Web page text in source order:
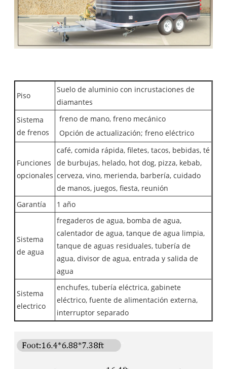
Piso
Suelo de aluminio con incrustaciones de
diamantes
Sistema
de frenos
freno de mano, freno mecánico
Opción de actualización; freno eléctrico
Funciones
opcionales
café, comida rápida, filetes, tacos, bebidas, té
de burbujas, helado, hot dog, pizza, kebab,
cerveza, vino, merienda, barbería, cuidado
de manos, juegos, fiesta, reunión
Garantía
1 año
Sistema
de agua
fregaderos de agua, bomba de agua,
calentador de agua, tanque de agua limpia,
tanque de aguas residuales, tubería de
agua, divisor de agua, entrada y salida de
agua
Sistema
electrico
enchufes, tubería eléctrica, gabinete
eléctrico, fuente de alimentación externa,
interruptor separado